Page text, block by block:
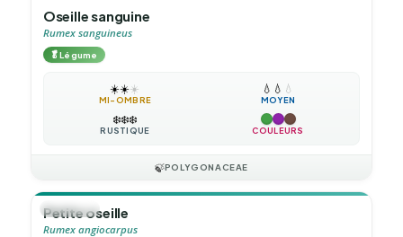
Oseille sanguine
Rumex sanguineus
🥬Légume
☀️☀️☀️
MI-OMBRE
💧 💧 💧
MOYEN
❄️❄️❄️
RUSTIQUE COULEURS
🍃POLYGONACEAE
🪴VIVACE
Petite oseille
Rumex angiocarpus